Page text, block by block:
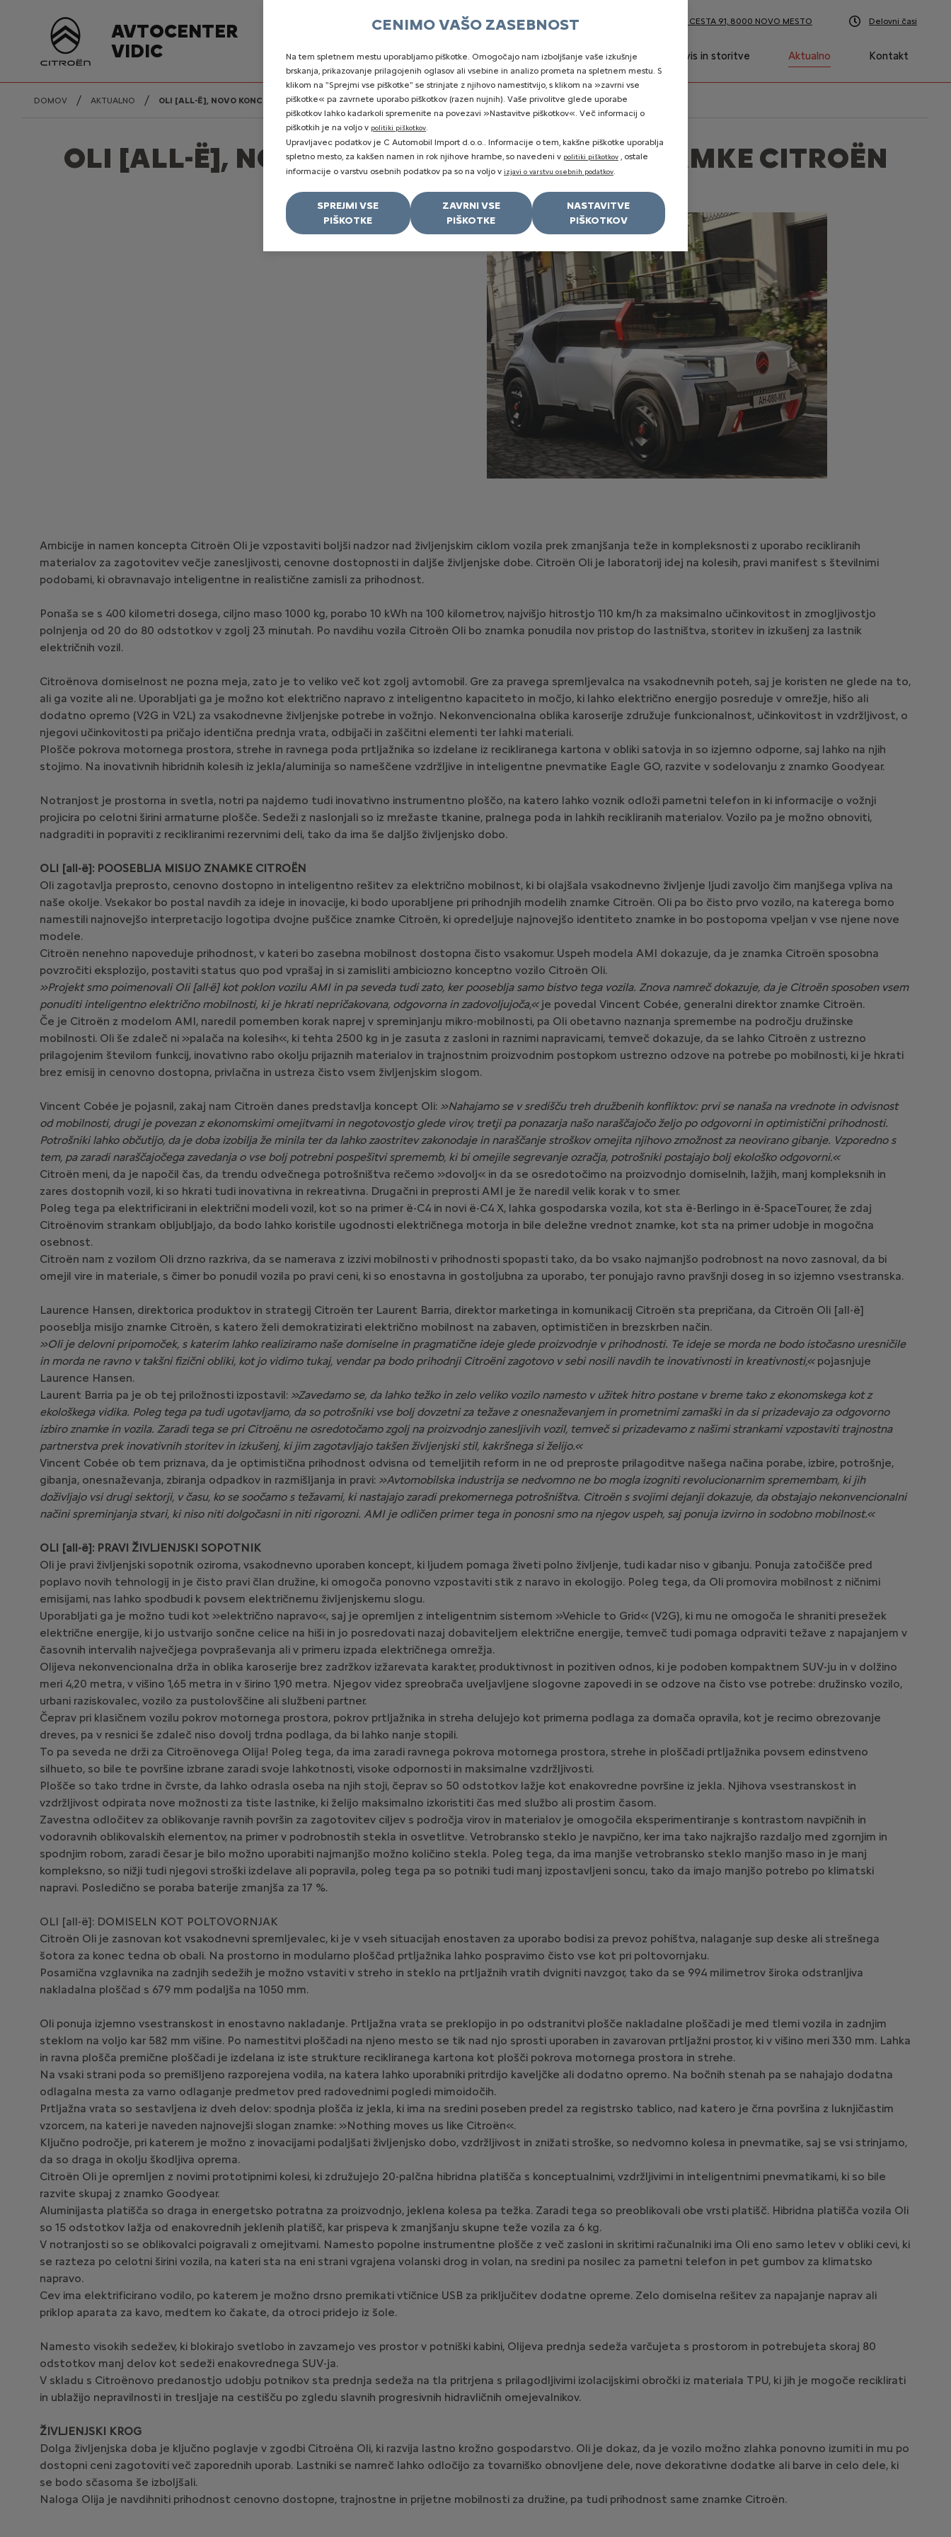
CENIMO VAŠO ZASEBNOST
Na tem spletnem mestu uporabljamo piškotke. Omogočajo nam izboljšanje vaše izkušnje
brskanja, prikazovanje prilagojenih oglasov ali vsebine in analizo prometa na spletnem mestu. S
klikom na "Sprejmi vse piškotke" se strinjate z njihovo namestitvijo, s klikom na »zavrni vse
piškotke« pa zavrnete uporabo piškotkov (razen nujnih). Vaše privolitve glede uporabe
piškotkov lahko kadarkoli spremenite na povezavi »Nastavitve piškotkov«. Več informacij o
piškotkih je na voljo v politiki piškotkov.
Upravljavec podatkov je C Automobil Import d.o.o.. Informacije o tem, kakšne piškotke uporablja
spletno mesto, za kakšen namen in rok njihove hrambe, so navedeni v politiki piškotkov , ostale
informacije o varstvu osebnih podatkov pa so na voljo v izjavi o varstvu osebnih podatkov.
SPREJMI VSE
PIŠKOTKE
ZAVRNI VSE
PIŠKOTKE
NASTAVITVE
PIŠKOTKOV
AVTOCENTER
VIDIC
+38673737660 LJUBLJANSKA CESTA 91, 8000 NOVO MESTO Delovni časi
Nova vozila Rabljena vozila Servis in storitve Aktualno Kontakt
DOMOV AKTUALNO OLI [ALL-Ë], NOVO KONCEPTNO VOZILO ZNAMKE CITROËN
OLI [ALL-Ë], NOVO KONCEPTNO VOZILO ZNAMKE CITROËN
Ambicije in namen koncepta Citroën Oli je vzpostaviti boljši nadzor nad življenjskim ciklom vozila prek zmanjšanja teže in kompleksnosti z uporabo recikliranih
materialov za zagotovitev večje zanesljivosti, cenovne dostopnosti in daljše življenjske dobe. Citroën Oli je laboratorij idej na kolesih, pravi manifest s številnimi
podobami, ki obravnavajo inteligentne in realistične zamisli za prihodnost.
Ponaša se s 400 kilometri dosega, ciljno maso 1000 kg, porabo 10 kWh na 100 kilometrov, najvišjo hitrostjo 110 km/h za maksimalno učinkovitost in zmogljivostjo
polnjenja od 20 do 80 odstotkov v zgolj 23 minutah. Po navdihu vozila Citroën Oli bo znamka ponudila nov pristop do lastništva, storitev in izkušenj za lastnik
električnih vozil.
Citroënova domiselnost ne pozna meja, zato je to veliko več kot zgolj avtomobil. Gre za pravega spremljevalca na vsakodnevnih poteh, saj je koristen ne glede na to,
ali ga vozite ali ne. Uporabljati ga je možno kot električno napravo z inteligentno kapaciteto in močjo, ki lahko električno energijo posreduje v omrežje, hišo ali
dodatno opremo (V2G in V2L) za vsakodnevne življenjske potrebe in vožnjo. Nekonvencionalna oblika karoserije združuje funkcionalnost, učinkovitost in vzdržljivost, o
njegovi učinkovitosti pa pričajo identična prednja vrata, odbijači in zaščitni elementi ter lahki materiali.
Plošče pokrova motornega prostora, strehe in ravnega poda prtljažnika so izdelane iz recikliranega kartona v obliki satovja in so izjemno odporne, saj lahko na njih
stojimo. Na inovativnih hibridnih kolesih iz jekla/aluminija so nameščene vzdržljive in inteligentne pnevmatike Eagle GO, razvite v sodelovanju z znamko Goodyear.
Notranjost je prostorna in svetla, notri pa najdemo tudi inovativno instrumentno ploščo, na katero lahko voznik odloži pametni telefon in ki informacije o vožnji
projicira po celotni širini armaturne plošče. Sedeži z naslonjali so iz mrežaste tkanine, pralnega poda in lahkih recikliranih materialov. Vozilo pa je možno obnoviti,
nadgraditi in popraviti z recikliranimi rezervnimi deli, tako da ima še daljšo življenjsko dobo.
OLI [all-ë]: POOSEBLJA MISIJO ZNAMKE CITROËN
Oli zagotavlja preprosto, cenovno dostopno in inteligentno rešitev za električno mobilnost, ki bi olajšala vsakodnevno življenje ljudi zavoljo čim manjšega vpliva na
naše okolje. Vsekakor bo postal navdih za ideje in inovacije, ki bodo uporabljene pri prihodnjih modelih znamke Citroën. Oli pa bo čisto prvo vozilo, na katerega bomo
namestili najnovejšo interpretacijo logotipa dvojne puščice znamke Citroën, ki opredeljuje najnovejšo identiteto znamke in bo postopoma vpeljan v vse njene nove
modele.
Citroën nenehno napoveduje prihodnost, v kateri bo zasebna mobilnost dostopna čisto vsakomur. Uspeh modela AMI dokazuje, da je znamka Citroën sposobna
povzročiti eksplozijo, postaviti status quo pod vprašaj in si zamisliti ambiciozno konceptno vozilo Citroën Oli.
»Projekt smo poimenovali Oli [all-ë] kot poklon vozilu AMI in pa seveda tudi zato, ker pooseblja samo bistvo tega vozila. Znova namreč dokazuje, da je Citroën sposoben vsem
ponuditi inteligentno električno mobilnosti, ki je hkrati nepričakovana, odgovorna in zadovoljujoča,«je povedal Vincent Cobée, generalni direktor znamke Citroën.
Če je Citroën z modelom AMI, naredil pomemben korak naprej v spreminjanju mikro-mobilnosti, pa Oli obetavno naznanja spremembe na področju družinske
mobilnosti. Oli še zdaleč ni »palača na kolesih«, ki tehta 2500 kg in je zasuta z zasloni in raznimi napravicami, temveč dokazuje, da se lahko Citroën z ustrezno
prilagojenim številom funkcij, inovativno rabo okolju prijaznih materialov in trajnostnim proizvodnim postopkom ustrezno odzove na potrebe po mobilnosti, ki je hkrati
brez emisij in cenovno dostopna, privlačna in ustreza čisto vsem življenjskim slogom.
Vincent Cobée je pojasnil, zakaj nam Citroën danes predstavlja koncept Oli: »Nahajamo se v središču treh družbenih konfliktov: prvi se nanaša na vrednote in odvisnost
od mobilnosti, drugi je povezan z ekonomskimi omejitvami in negotovostjo glede virov, tretji pa ponazarja našo naraščajočo željo po odgovorni in optimistični prihodnosti.
Potrošniki lahko občutijo, da je doba izobilja že minila ter da lahko zaostritev zakonodaje in naraščanje stroškov omejita njihovo zmožnost za neovirano gibanje. Vzporedno s
tem, pa zaradi naraščajočega zavedanja o vse bolj potrebni pospešitvi sprememb, ki bi omejile segrevanje ozračja, potrošniki postajajo bolj ekološko odgovorni.«
Citroën meni, da je napočil čas, da trendu odvečnega potrošništva rečemo »dovolj« in da se osredotočimo na proizvodnjo domiselnih, lažjih, manj kompleksnih in
zares dostopnih vozil, ki so hkrati tudi inovativna in rekreativna. Drugačni in preprosti AMI je že naredil velik korak v to smer.
Poleg tega pa elektrificirani in električni modeli vozil, kot so na primer ë-C4 in novi ë-C4 X, lahka gospodarska vozila, kot sta ë-Berlingo in ë-SpaceTourer, že zdaj
Citroënovim strankam obljubljajo, da bodo lahko koristile ugodnosti električnega motorja in bile deležne vrednot znamke, kot sta na primer udobje in mogočna
osebnost.
Citroën nam z vozilom Oli drzno razkriva, da se namerava z izzivi mobilnosti v prihodnosti spopasti tako, da bo vsako najmanjšo podrobnost na novo zasnoval, da bi
omejil vire in materiale, s čimer bo ponudil vozila po pravi ceni, ki so enostavna in gostoljubna za uporabo, ter ponujajo ravno pravšnji doseg in so izjemno vsestranska.
Laurence Hansen, direktorica produktov in strategij Citroën ter Laurent Barria, direktor marketinga in komunikacij Citroën sta prepričana, da Citroën Oli [all-ë]
pooseblja misijo znamke Citroën, s katero želi demokratizirati električno mobilnost na zabaven, optimističen in brezskrben način.
»Oli je delovni pripomoček, s katerim lahko realiziramo naše domiselne in pragmatične ideje glede proizvodnje v prihodnosti. Te ideje se morda ne bodo istočasno uresničile
in morda ne ravno v takšni fizični obliki, kot jo vidimo tukaj, vendar pa bodo prihodnji Citroëni zagotovo v sebi nosili navdih te inovativnosti in kreativnosti,«pojasnjuje
Laurence Hansen.
Laurent Barria pa je ob tej priložnosti izpostavil: »Zavedamo se, da lahko težko in zelo veliko vozilo namesto v užitek hitro postane v breme tako z ekonomskega kot z
ekološkega vidika. Poleg tega pa tudi ugotavljamo, da so potrošniki vse bolj dovzetni za težave z onesnaževanjem in prometnimi zamaški in da si prizadevajo za odgovorno
izbiro znamke in vozila. Zaradi tega se pri Citroënu ne osredotočamo zgolj na proizvodnjo zanesljivih vozil, temveč si prizadevamo z našimi strankami vzpostaviti trajnostna
partnerstva prek inovativnih storitev in izkušenj, ki jim zagotavljajo takšen življenjski stil, kakršnega si želijo.«
Vincent Cobée ob tem priznava, da je optimistična prihodnost odvisna od temeljitih reform in ne od preproste prilagoditve našega načina porabe, izbire, potrošnje,
gibanja, onesnaževanja, zbiranja odpadkov in razmišljanja in pravi: »Avtomobilska industrija se nedvomno ne bo mogla izogniti revolucionarnim spremembam, ki jih
doživljajo vsi drugi sektorji, v času, ko se soočamo s težavami, ki nastajajo zaradi prekomernega potrošništva. Citroën s svojimi dejanji dokazuje, da obstajajo nekonvencionalni
načini spreminjanja stvari, ki niso niti dolgočasni in niti rigorozni. AMI je odličen primer tega in ponosni smo na njegov uspeh, saj ponuja izvirno in sodobno mobilnost.«
OLI [all-ë]: PRAVI ŽIVLJENJSKI SOPOTNIK
Oli je pravi življenjski sopotnik oziroma, vsakodnevno uporaben koncept, ki ljudem pomaga živeti polno življenje, tudi kadar niso v gibanju. Ponuja zatočišče pred
poplavo novih tehnologij in je čisto pravi član družine, ki omogoča ponovno vzpostaviti stik z naravo in ekologijo. Poleg tega, da Oli promovira mobilnost z ničnimi
emisijami, nas lahko spodbudi k povsem električnemu življenjskemu slogu.
Uporabljati ga je možno tudi kot »električno napravo«, saj je opremljen z inteligentnim sistemom »Vehicle to Grid« (V2G), ki mu ne omogoča le shraniti presežek
električne energije, ki jo ustvarijo sončne celice na hiši in jo posredovati nazaj dobaviteljem električne energije, temveč tudi pomaga odpraviti težave z napajanjem v
časovnih intervalih največjega povpraševanja ali v primeru izpada električnega omrežja.
Olijeva nekonvencionalna drža in oblika karoserije brez zadržkov izžarevata karakter, produktivnost in pozitiven odnos, ki je podoben kompaktnem SUV-ju in v dolžino
meri 4,20 metra, v višino 1,65 metra in v širino 1,90 metra. Njegov videz spreobrača uveljavljene slogovne zapovedi in se odzove na čisto vse potrebe: družinsko vozilo,
urbani raziskovalec, vozilo za pustolovščine ali službeni partner.
Čeprav pri klasičnem vozilu pokrov motornega prostora, pokrov prtljažnika in streha delujejo kot primerna podlaga za domača opravila, kot je recimo obrezovanje
dreves, pa v resnici še zdaleč niso dovolj trdna podlaga, da bi lahko nanje stopili.
To pa seveda ne drži za Citroënovega Olija! Poleg tega, da ima zaradi ravnega pokrova motornega prostora, strehe in ploščadi prtljažnika povsem edinstveno
silhueto, so bile te površine izbrane zaradi svoje lahkotnosti, visoke odpornosti in maksimalne vzdržljivosti.
Plošče so tako trdne in čvrste, da lahko odrasla oseba na njih stoji, čeprav so 50 odstotkov lažje kot enakovredne površine iz jekla. Njihova vsestranskost in
vzdržljivost odpirata nove možnosti za tiste lastnike, ki želijo maksimalno izkoristiti čas med službo ali prostim časom.
Zavestna odločitev za oblikovanje ravnih površin za zagotovitev ciljev s področja virov in materialov je omogočila eksperimentiranje s kontrastom navpičnih in
vodoravnih oblikovalskih elementov, na primer v podrobnostih stekla in osvetlitve. Vetrobransko steklo je navpično, ker ima tako najkrajšo razdaljo med zgornjim in
spodnjim robom, zaradi česar je bilo možno uporabiti najmanjšo možno količino stekla. Poleg tega, da ima manjše vetrobransko steklo manjšo maso in je manj
kompleksno, so nižji tudi njegovi stroški izdelave ali popravila, poleg tega pa so potniki tudi manj izpostavljeni soncu, tako da imajo manjšo potrebo po klimatski
napravi. Posledično se poraba baterije zmanjša za 17 %.
OLI [all-ë]: DOMISELN KOT POLTOVORNJAK
Citroën Oli je zasnovan kot vsakodnevni spremljevalec, ki je v vseh situacijah enostaven za uporabo bodisi za prevoz pohištva, nalaganje sup deske ali strešnega
šotora za konec tedna ob obali. Na prostorno in modularno ploščad prtljažnika lahko pospravimo čisto vse kot pri poltovornjaku.
Posamična vzglavnika na zadnjih sedežih je možno vstaviti v streho in steklo na prtljažnih vratih dvigniti navzgor, tako da se 994 milimetrov široka odstranljiva
nakladalna ploščad s 679 mm podaljša na 1050 mm.
Oli ponuja izjemno vsestranskost in enostavno nakladanje. Prtljažna vrata se preklopijo in po odstranitvi plošče nakladalne ploščadi je med tlemi vozila in zadnjim
steklom na voljo kar 582 mm višine. Po namestitvi ploščadi na njeno mesto se tik nad njo sprosti uporaben in zavarovan prtljažni prostor, ki v višino meri 330 mm. Lahka
in ravna plošča premične ploščadi je izdelana iz iste strukture recikliranega kartona kot plošči pokrova motornega prostora in strehe.
Na vsaki strani poda so premišljeno razporejena vodila, na katera lahko uporabniki pritrdijo kaveljčke ali dodatno opremo. Na bočnih stenah pa se nahajajo dodatna
odlagalna mesta za varno odlaganje predmetov pred radovednimi pogledi mimoidočih.
Prtljažna vrata so sestavljena iz dveh delov: spodnja plošča iz jekla, ki ima na sredini poseben predel za registrsko tablico, nad katero je črna površina z luknjičastim
vzorcem, na kateri je naveden najnovejši slogan znamke: »Nothing moves us like Citroën«.
Ključno področje, pri katerem je možno z inovacijami podaljšati življenjsko dobo, vzdržljivost in znižati stroške, so nedvomno kolesa in pnevmatike, saj se vsi strinjamo,
da so draga in okolju škodljiva oprema.
Citroën Oli je opremljen z novimi prototipnimi kolesi, ki združujejo 20-palčna hibridna platišča s konceptualnimi, vzdržljivimi in inteligentnimi pnevmatikami, ki so bile
razvite skupaj z znamko Goodyear.
Aluminijasta platišča so draga in energetsko potratna za proizvodnjo, jeklena kolesa pa težka. Zaradi tega so preoblikovali obe vrsti platišč. Hibridna platišča vozila Oli
so 15 odstotkov lažja od enakovrednih jeklenih platišč, kar prispeva k zmanjšanju skupne teže vozila za 6 kg.
V notranjosti so se oblikovalci poigravali z omejitvami. Namesto popolne instrumentne plošče z več zasloni in skritimi računalniki ima Oli eno samo letev v obliki cevi, ki
se razteza po celotni širini vozila, na kateri sta na eni strani vgrajena volanski drog in volan, na sredini pa nosilec za pametni telefon in pet gumbov za klimatsko
napravo.
Cev ima elektrificirano vodilo, po katerem je možno drsno premikati vtičnice USB za priključitev dodatne opreme. Zelo domiselna rešitev za napajanje naprav ali
priklop aparata za kavo, medtem ko čakate, da otroci pridejo iz šole.
Namesto visokih sedežev, ki blokirajo svetlobo in zavzamejo ves prostor v potniški kabini, Olijeva prednja sedeža varčujeta s prostorom in potrebujeta skoraj 80
odstotkov manj delov kot sedeži enakovrednega SUV-ja.
V skladu s Citroënovo predanostjo udobju potnikov sta prednja sedeža na tla pritrjena s prilagodljivimi izolacijskimi obročki iz materiala TPU, ki jih je mogoče reciklirati
in ublažijo nepravilnosti in tresljaje na cestišču po zgledu slavnih progresivnih hidravličnih omejevalnikov.
ŽIVLJENJSKI KROG
Dolga življenjska doba je ključno poglavje v zgodbi Citroëna Oli, ki razvija lastno krožno gospodarstvo. Oli je dokaz, da je vozilo možno zlahka ponovno izumiti in mu po
dostopni ceni zagotoviti več zaporednih uporab. Lastniki se namreč lahko odločijo za tovarniško obnovljene dele, nove dekorativne dodatke ali barve in celo dele, ki
se bodo sčasoma še izboljšali.
Naloga Olija je navdihniti prihodnost cenovno dostopne, trajnostne in prijetne mobilnosti za družine, pa tudi prihodnost same znamke Citroën.